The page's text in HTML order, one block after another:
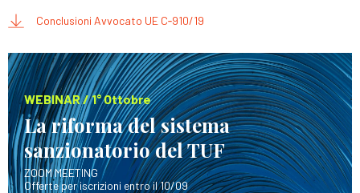
Conclusioni Avvocato UE C‑910/19
WEBINAR / 1° Ottobre
La riforma del sistema
sanzionatorio del TUF
ZOOM MEETING
Offerte per iscrizioni entro il 10/09